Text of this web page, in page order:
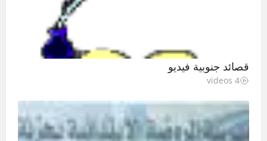
قصائد جنوبية فيديو
4 videos